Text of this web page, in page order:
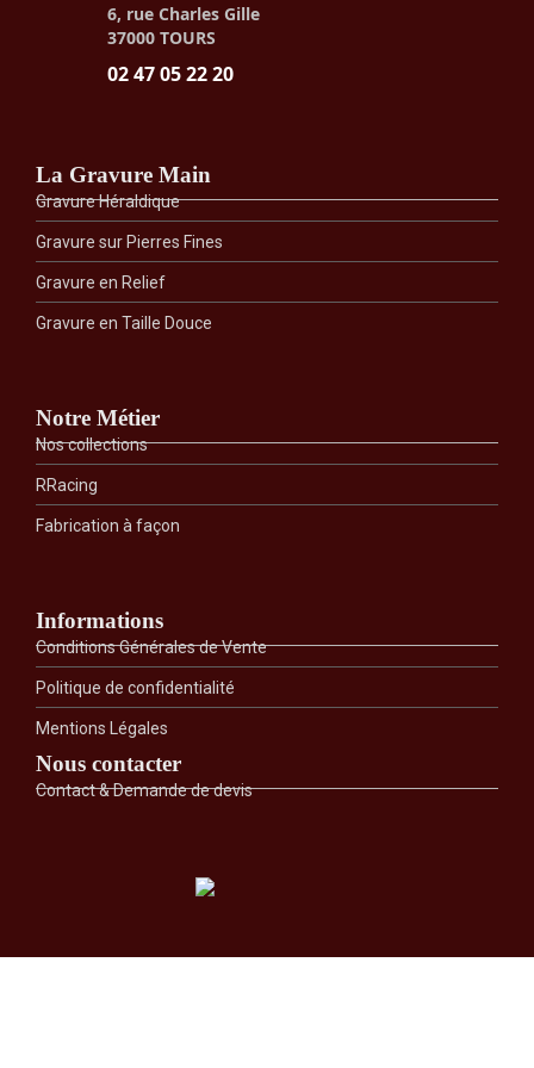
12X14
ET
BLEU
6, rue Charles Gille
37000 TOURS
02 47 05 22 20
La Gravure Main
Gravure Héraldique
Gravure sur Pierres Fines
Gravure en Relief
Gravure en Taille Douce
Notre Métier
Nos collections
RRacing
Fabrication à façon
Informations
Conditions Générales de Vente
Politique de confidentialité
Mentions Légales
Nous contacter
Contact & Demande de devis